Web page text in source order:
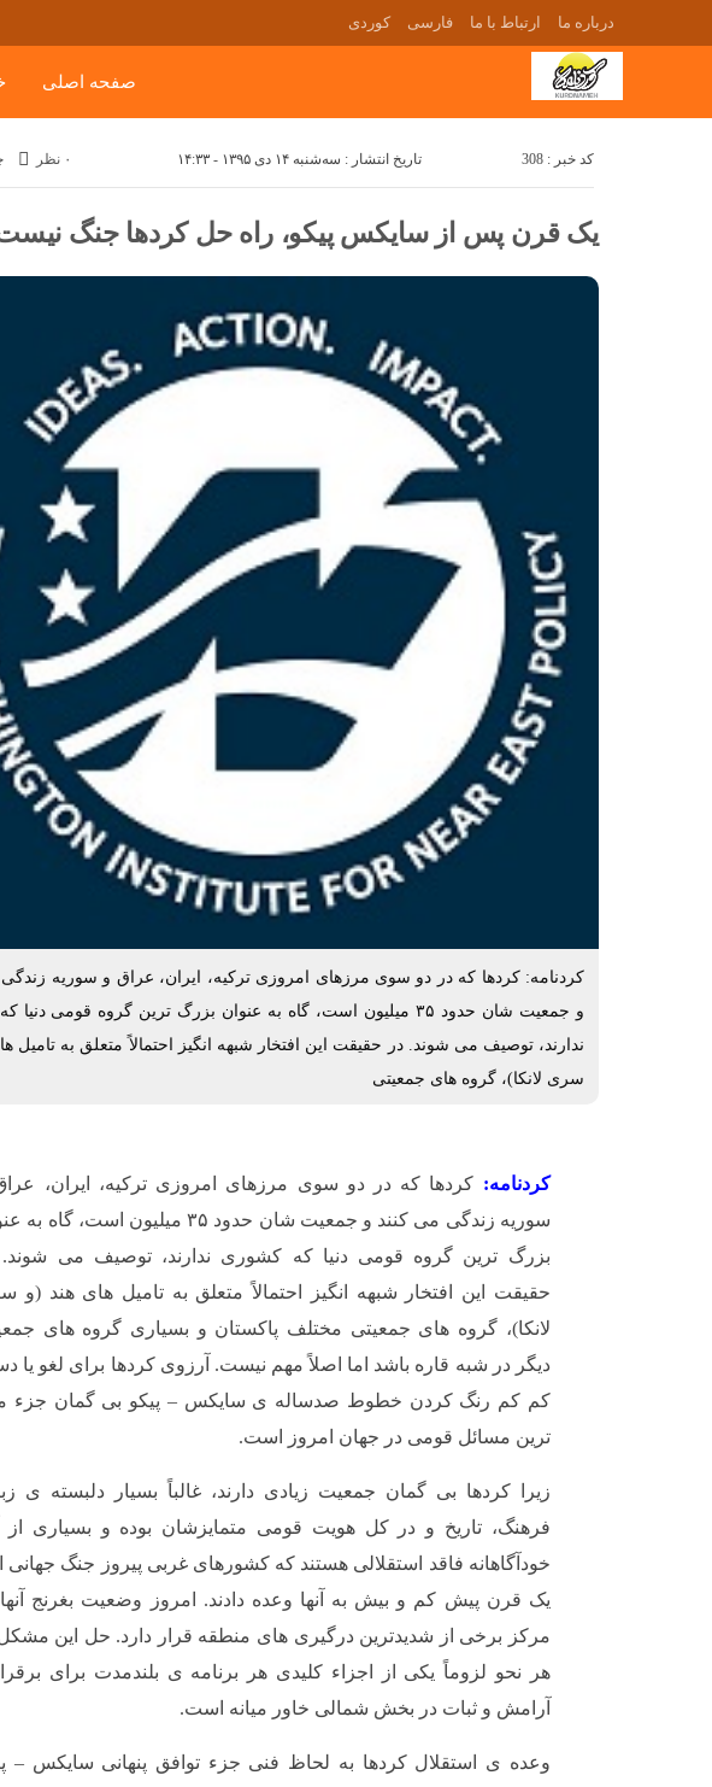
درباره ما ارتباط با ما فارسی کوردی
صفحه اصلی
تاریخ انتشار : سه‌شنبه ۱۴ دی ۱۳۹۵ - ۱۴:۳۳ کد خبر : 308 ۰ نظر
یک قرن پس از سایکس پیکو، راه حل کردها جنگ
کردنامه: کردها که در دو سوی مرزهای امروزی ترکیه، ایران، عراق و سوریه
و جمعیت شان حدود ۳۵ میلیون است، گاه به عنوان بزرگ ترین گروه قومی
ندارند، توصیف می شوند. در حقیقت این افتخار شبهه انگیز احتمالاً متعلق به تامیل
سری لانکا)، گروه های جمعیتی
کردنامه: کردها که در دو سوی مرزهای امروزی ترکیه، ایران،
سوریه زندگی می کنند و جمعیت شان حدود ۳۵ میلیون است، گاه
بزرگ ترین گروه قومی دنیا که کشوری ندارند، توصیف می شوند.
حقیقت این افتخار شبهه انگیز احتمالاً متعلق به تامیل های هند (و
لانکا)، گروه های جمعیتی مختلف پاکستان و بسیاری گروه های
دیگر در شبه قاره باشد اما اصلاً مهم نیست. آرزوی کردها برای لغو یا
کم کم رنگ کردن خطوط صدساله ی سایکس – پیکو بی گمان جزء
ترین مسائل قومی در جهان امروز است.
زیرا کردها بی گمان جمعیت زیادی دارند، غالباً بسیار دلبسته ی
فرهنگ، تاریخ و در کل هویت قومی متمایزشان بوده و بسیاری از
خودآگاهانه فاقد استقلالی هستند که کشورهای غربی پیروز جنگ جهانی
یک قرن پیش کم و بیش به آنها وعده دادند. امروز وضعیت بغرنج آنها
مرکز برخی از شدیدترین درگیری های منطقه قرار دارد. حل این
هر نحو لزوماً یکی از اجزاء کلیدی هر برنامه ی بلندمدت برای
آرامش و ثبات در بخش شمالی خاور میانه است.
وعده ی استقلال کردها به لحاظ فنی جزء توافق پنهانی سایکس –